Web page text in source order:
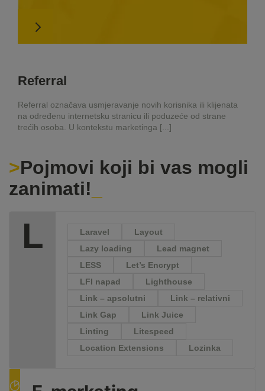
Referral
Referral označava usmjeravanje novih korisnika ili klijenata
na određenu internetsku stranicu ili poduzeće od strane
trećih osoba. U kontekstu marketinga [...]
Pojmovi koji bi vas mogli
zanimati!
L Laravel
Layout
Lazy loading
Lead magnet
LESS
Let’s Encrypt
LFI napad
Lighthouse
Link – apsolutni
Link – relativni
Link Gap
Link Juice
Linting
Litespeed
Location Extensions
Lozinka